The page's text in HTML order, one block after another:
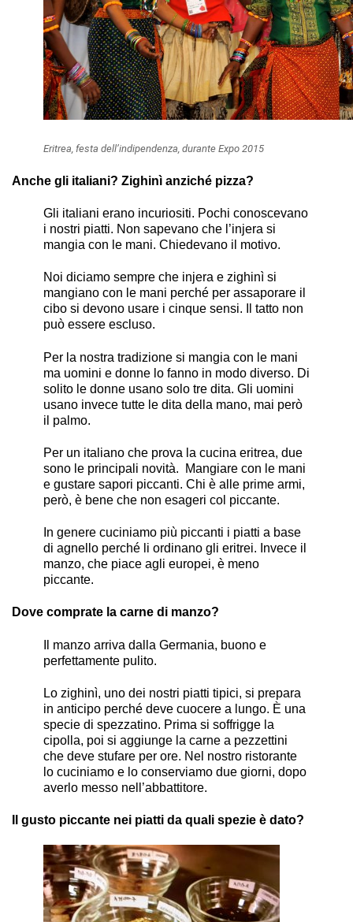
Eritrea, festa dell’indipendenza, durante Expo 2015
Anche gli italiani? Zighinì anziché pizza?
Gli italiani erano incuriositi. Pochi conoscevano
i nostri piatti. Non sapevano che l’injera si
mangia con le mani. Chiedevano il motivo.
Noi diciamo sempre che injera e zighinì si
mangiano con le mani perché per assaporare il
cibo si devono usare i cinque sensi. Il tatto non
può essere escluso.
Per la nostra tradizione si mangia con le mani
ma uomini e donne lo fanno in modo diverso. Di
solito le donne usano solo tre dita. Gli uomini
usano invece tutte le dita della mano, mai però
il palmo.
Per un italiano che prova la cucina eritrea, due
sono le principali novità. Mangiare con le mani
e gustare sapori piccanti. Chi è alle prime armi,
però, è bene che non esageri col piccante.
In genere cuciniamo più piccanti i piatti a base
di agnello perché li ordinano gli eritrei. Invece il
manzo, che piace agli europei, è meno
piccante.
Dove comprate la carne di manzo?
Il manzo arriva dalla Germania, buono e
perfettamente pulito.
Lo zighinì, uno dei nostri piatti tipici, si prepara
in anticipo perché deve cuocere a lungo. È una
specie di spezzatino. Prima si soffrigge la
cipolla, poi si aggiunge la carne a pezzettini
che deve stufare per ore. Nel nostro ristorante
lo cuciniamo e lo conserviamo due giorni, dopo
averlo messo nell’abbattitore.
Il gusto piccante nei piatti da quali spezie è dato?